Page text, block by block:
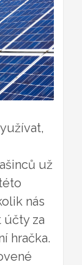
už
nás
účty za
hračka.